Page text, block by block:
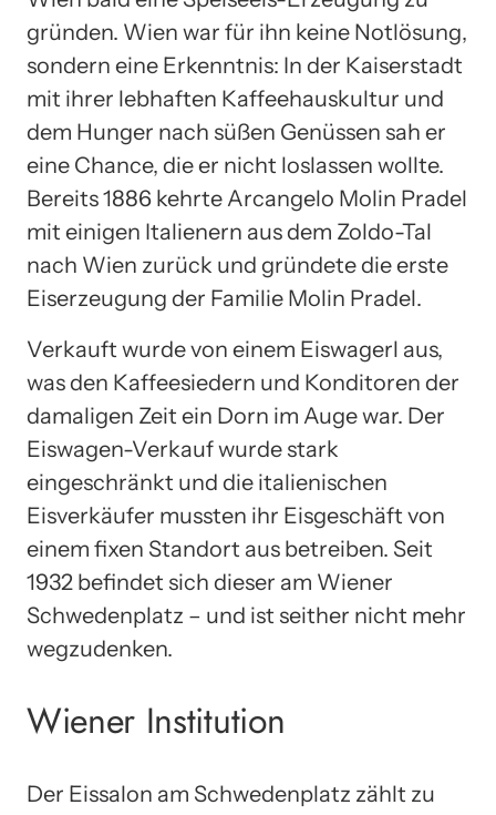
gründen. Wien war für ihn keine Notlösung,
sondern eine Erkenntnis: In der Kaiserstadt
mit ihrer lebhaften Kaffeehauskultur und
dem Hunger nach süßen Genüssen sah er
eine Chance, die er nicht loslassen wollte.
Bereits 1886 kehrte Arcangelo Molin Pradel
mit einigen Italienern aus dem Zoldo-Tal
nach Wien zurück und gründete die erste
Eiserzeugung der Familie Molin Pradel.
Verkauft wurde von einem Eiswagerl aus,
was den Kaffeesiedern und Konditoren der
damaligen Zeit ein Dorn im Auge war. Der
Eiswagen-Verkauf wurde stark
eingeschränkt und die italienischen
Eisverkäufer mussten ihr Eisgeschäft von
einem fixen Standort aus betreiben. Seit
1932 befindet sich dieser am Wiener
Schwedenplatz – und ist seither nicht mehr
wegzudenken.
Wiener Institution
Der Eissalon am Schwedenplatz zählt zu